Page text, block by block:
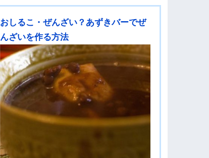
おしるこ・ぜんざい？あずきバーでぜ
んざいを作る方法